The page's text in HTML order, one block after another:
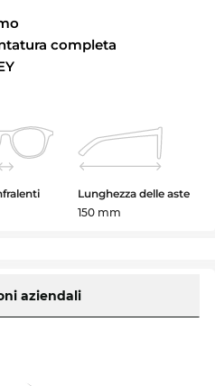
completa
Lunghezza delle aste
150 mm
aziendali